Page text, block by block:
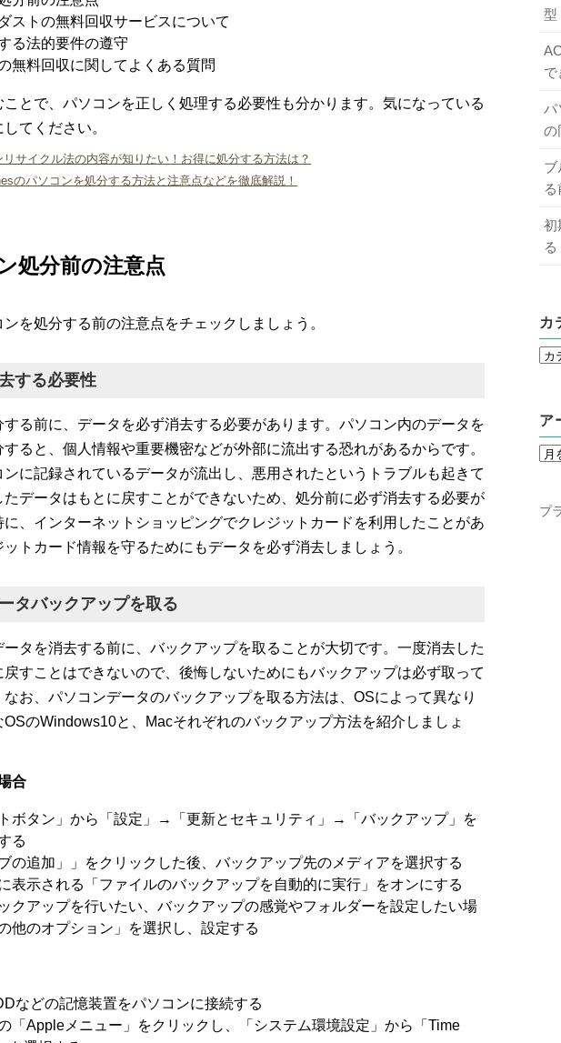
ストの無料回収サービスについて
る法的要件の遵守
無料回収に関してよくある質問
ことで、パソコンを正しく処理する必要性も分かります。気になっている
てください。
リサイクル法の内容が知りたい！お得に処分する方法は？
のパソコンを処分する方法と注意点などを徹底解説！
処分前の注意点
を処分する前の注意点をチェックしましょう。
する必要性
る前に、データを必ず消去する必要があります。パソコン内のデータを
ると、個人情報や重要機密などが外部に流出する恐れがあるからです。
に記録されているデータが流出し、悪用されたというトラブルも起きて
たデータはもとに戻すことができないため、処分前に必ず消去する必要が
に、インターネットショッピングでクレジットカードを利用したことがあ
トカード情報を守るためにもデータを必ず消去しましょう。
タバックアップを取る
タを消去する前に、バックアップを取ることが大切です。一度消去した
戻すことはできないので、後悔しないためにもバックアップは必ず取って
お、パソコンデータのバックアップを取る方法は、OSによって異なり
OSのWindows10と、Macそれぞれのバックアップ方法を紹介しましょ
合
トボタン」から「設定」→「更新とセキュリティ」→「バックアップ」を
る
ブの追加」」をクリックした後、バックアップ先のメディアを選択する
表示される「ファイルのバックアップを自動的に実行」をオンにする
クアップを行いたい、バックアップの感覚やフォルダーを設定したい場
他のオプション」を選択し、設定する
などの記憶装置をパソコンに接続する
「Appleメニュー」をクリックし、「システム環境設定」から「Time
型
で
パ
の
ブ
初
カ
ア
プ